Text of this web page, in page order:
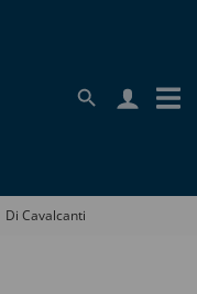
Di Cavalcanti